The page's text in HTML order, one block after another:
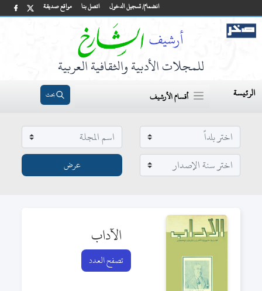
مواقع صديقة اتصل بنا انضمام/ تسجيل الدخول
للمجلات الأدبية والثقافية العربية
الرئيسة أقسام الأرشيف بحث
الآداب
تصفح العدد